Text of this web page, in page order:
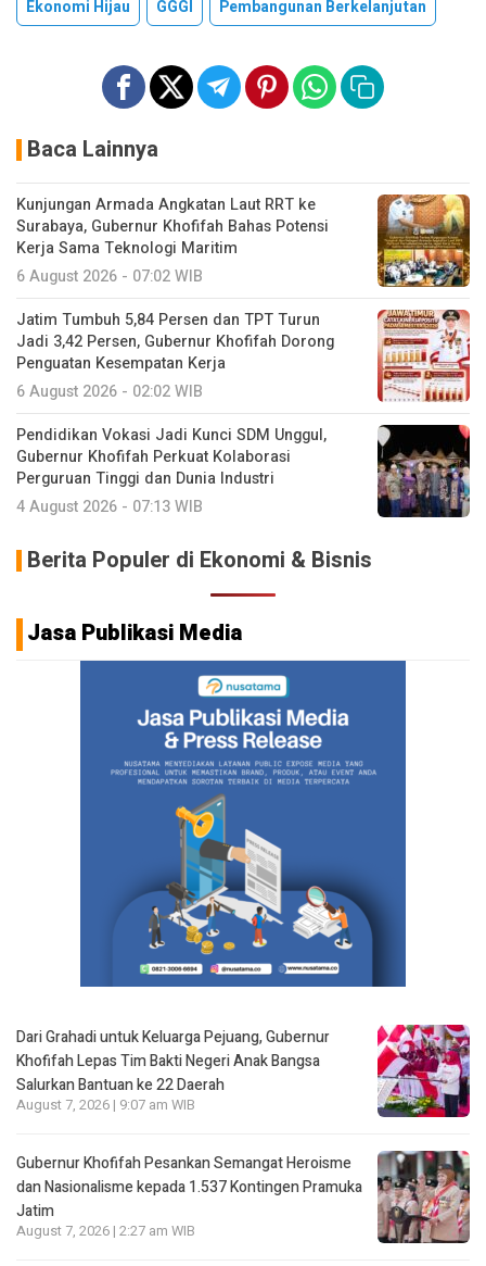
Ekonomi Hijau GGGI Pembangunan Berkelanjutan
Baca Lainnya
Kunjungan Armada Angkatan Laut RRT ke
Surabaya, Gubernur Khofifah Bahas Potensi
Kerja Sama Teknologi Maritim
6 August 2026 - 07:02 WIB
Jatim Tumbuh 5,84 Persen dan TPT Turun
Jadi 3,42 Persen, Gubernur Khofifah Dorong
Penguatan Kesempatan Kerja
6 August 2026 - 02:02 WIB
Pendidikan Vokasi Jadi Kunci SDM Unggul,
Gubernur Khofifah Perkuat Kolaborasi
Perguruan Tinggi dan Dunia Industri
4 August 2026 - 07:13 WIB
Berita Populer di Ekonomi & Bisnis
Jasa Publikasi Media
Dari Grahadi untuk Keluarga Pejuang, Gubernur
Khofifah Lepas Tim Bakti Negeri Anak Bangsa
Salurkan Bantuan ke 22 Daerah
August 7, 2026 | 9:07 am WIB
Gubernur Khofifah Pesankan Semangat Heroisme
dan Nasionalisme kepada 1.537 Kontingen Pramuka
Jatim
August 7, 2026 | 2:27 am WIB